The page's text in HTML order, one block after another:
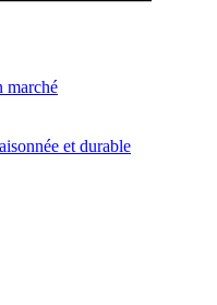
marché
et durable